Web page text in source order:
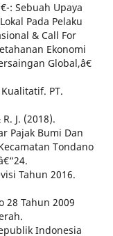
Sebuah Upaya
Pada Pelaku
& Call For
Ekonomi
Global,â€
PT.
J. (2018).
Pajak Bumi Dan
Tondano
Tahun 2016.
28 Tahun 2009
Indonesia